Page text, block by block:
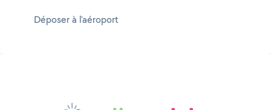
Déposer à l'aéroport